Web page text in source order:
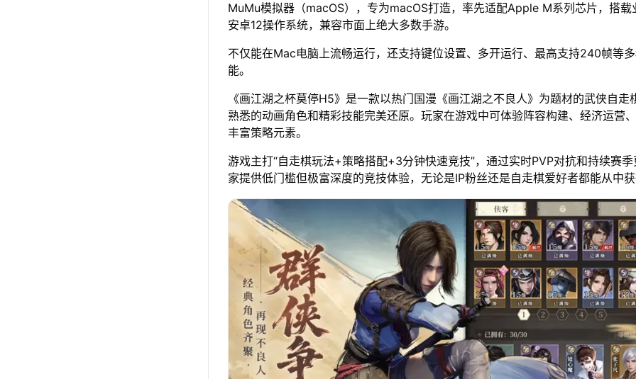
MuMu模拟器（macOS），专为macOS打造，率先适配Apple M系列芯片，搭载
安卓12操作系统，兼容市面上绝大多数手游。
不仅能在Mac电脑上流畅运行，还支持键位设置、多开运行、最高支持240帧等
能。
《画江湖之杯莫停H5》是一款以热门国漫《画江湖之不良人》为题材的武侠自走
熟悉的动画角色和精彩技能完美还原。玩家在游戏中可体验阵容构建、经济运营
丰富策略元素。
游戏主打“自走棋玩法+策略搭配+3分钟快速竞技”，通过实时PVP对抗和持续赛
家提供低门槛但极富深度的竞技体验，无论是IP粉丝还是自走棋爱好者都能从中